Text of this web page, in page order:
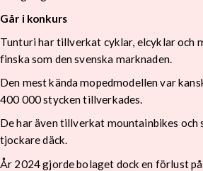
Går i konkurs
Tunturi har tillverkat cyklar, elcyklar och
finska som den svenska marknaden.
Den mest kända mopedmodellen var
400 000 stycken tillverkades.
De har även tillverkat mountainbikes och
tjockare däck.
År 2024 gjorde bolaget dock en förlust